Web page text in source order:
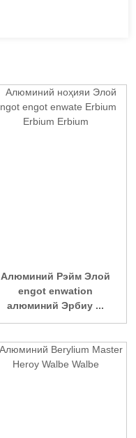
Алюминий Рэйм Элой
engot enwation
алюминий Эрбиу ...